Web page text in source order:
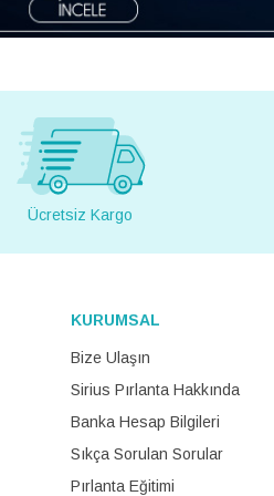
Ücretsiz Kargo
KURUMSAL
Bize Ulaşın
Sirius Pırlanta Hakkında
Banka Hesap Bilgileri
Sıkça Sorulan Sorular
Pırlanta Eğitimi